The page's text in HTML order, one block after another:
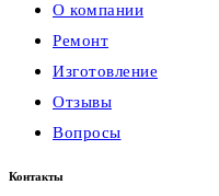
О компании
Ремонт
Изготовление
Отзывы
Вопросы
Контакты